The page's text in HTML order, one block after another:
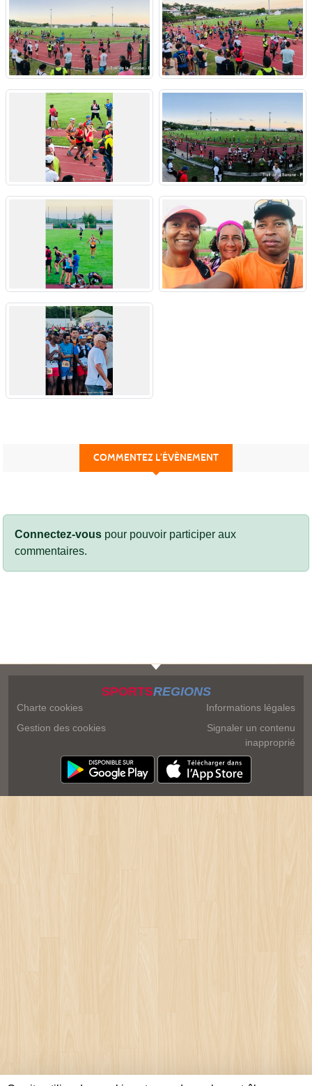
COMMENTEZ L’ÉVÈNEMENT
Connectez-vous pour pouvoir participer aux
commentaires.
SPORTSREGIONS
Charte cookies
Gestion des cookies
Informations légales
Signaler un contenu
inapproprié